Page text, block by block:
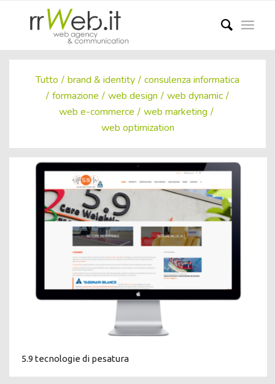
Tutto / brand & identity / consulenza informatica
/ formazione / web design / web dynamic /
web e-commerce / web marketing /
web optimization
5.9 tecnologie di pesatura